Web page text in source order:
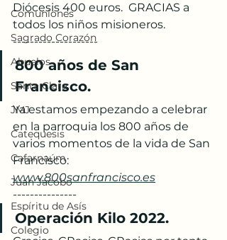
Comuniones
Sagrado Corazón
Abuelos
Santa Clara
JMJ
Catequesis
Cafarnaúm
Juan Jacobo
Espíritu de Asís
Colegio
Diócesis 400 euros.  GRACIAS a
todos los niños misioneros.
--------------------
800 años de San
Francisco.
Ya estamos empezando a celebrar
en la parroquia los 800 años de
varios momentos de la vida de San
Francisco:
www.800sanfrancisco.es
---------------
Operación Kilo 2022.